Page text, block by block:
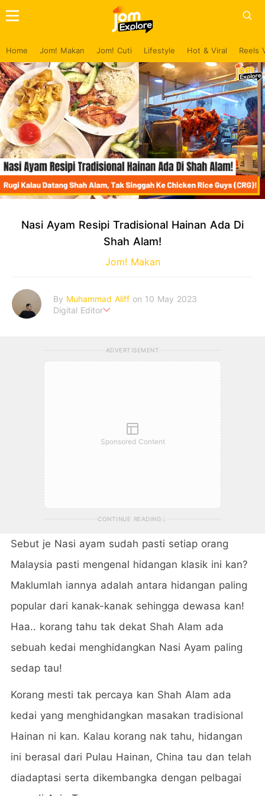
Home Jom! Makan Jom! Cuti Lifestyle Hot & Viral Reels
Nasi Ayam Resipi Tradisional Hainan Ada Di
Shah Alam!
Jom! Makan
By Muhammad Aliff on 10 May 2023
Digital Editor
ADVERTISEMENT
Sponsored Content
CONTINUE READING
Sebut je Nasi ayam sudah pasti setiap orang
Malaysia pasti mengenal hidangan klasik ini kan?
Maklumlah iannya adalah antara hidangan paling
popular dari kanak-kanak sehingga dewasa kan!
Haa.. korang tahu tak dekat Shah Alam ada
sebuah kedai menghidangkan Nasi Ayam paling
sedap tau!
Korang mesti tak percaya kan Shah Alam ada
kedai yang menghidangkan masakan tradisional
Hainan ni kan. Kalau korang nak tahu, hidangan
ini berasal dari Pulau Hainan, China tau dan telah
diadaptasi serta dikembangka dengan pelbagai